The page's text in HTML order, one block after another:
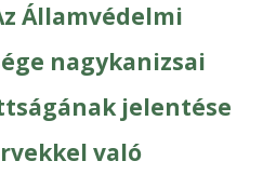
Államvédelmi
nagykanizsai
jelentése
való